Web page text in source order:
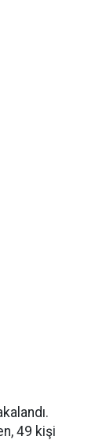
49 kişi